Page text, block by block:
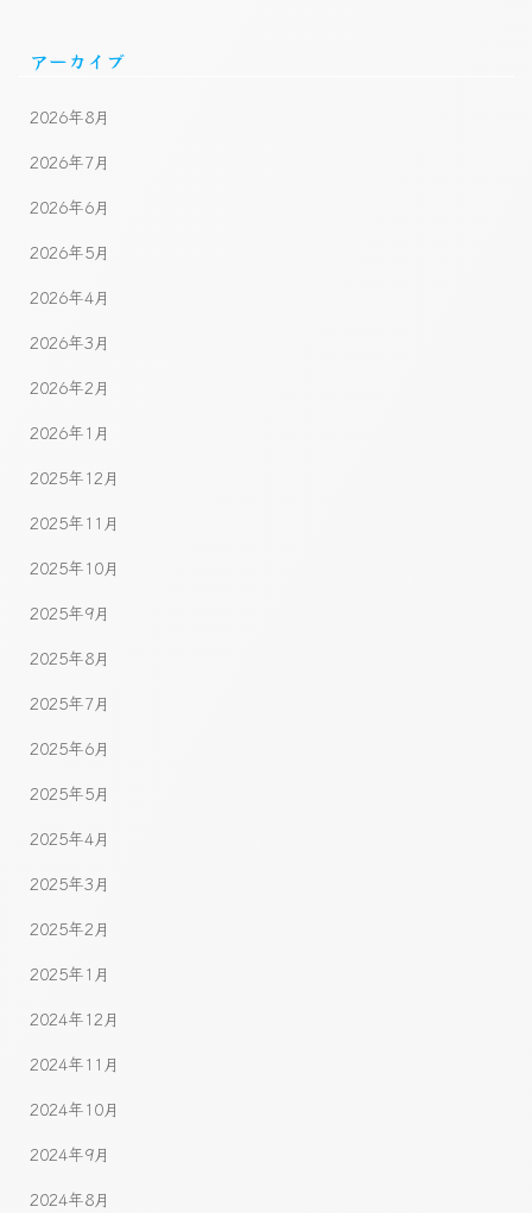
アーカイブ
2026年8月
2026年7月
2026年6月
2026年5月
2026年4月
2026年3月
2026年2月
2026年1月
2025年12月
2025年11月
2025年10月
2025年9月
2025年8月
2025年7月
2025年6月
2025年5月
2025年4月
2025年3月
2025年2月
2025年1月
2024年12月
2024年11月
2024年10月
2024年9月
2024年8月